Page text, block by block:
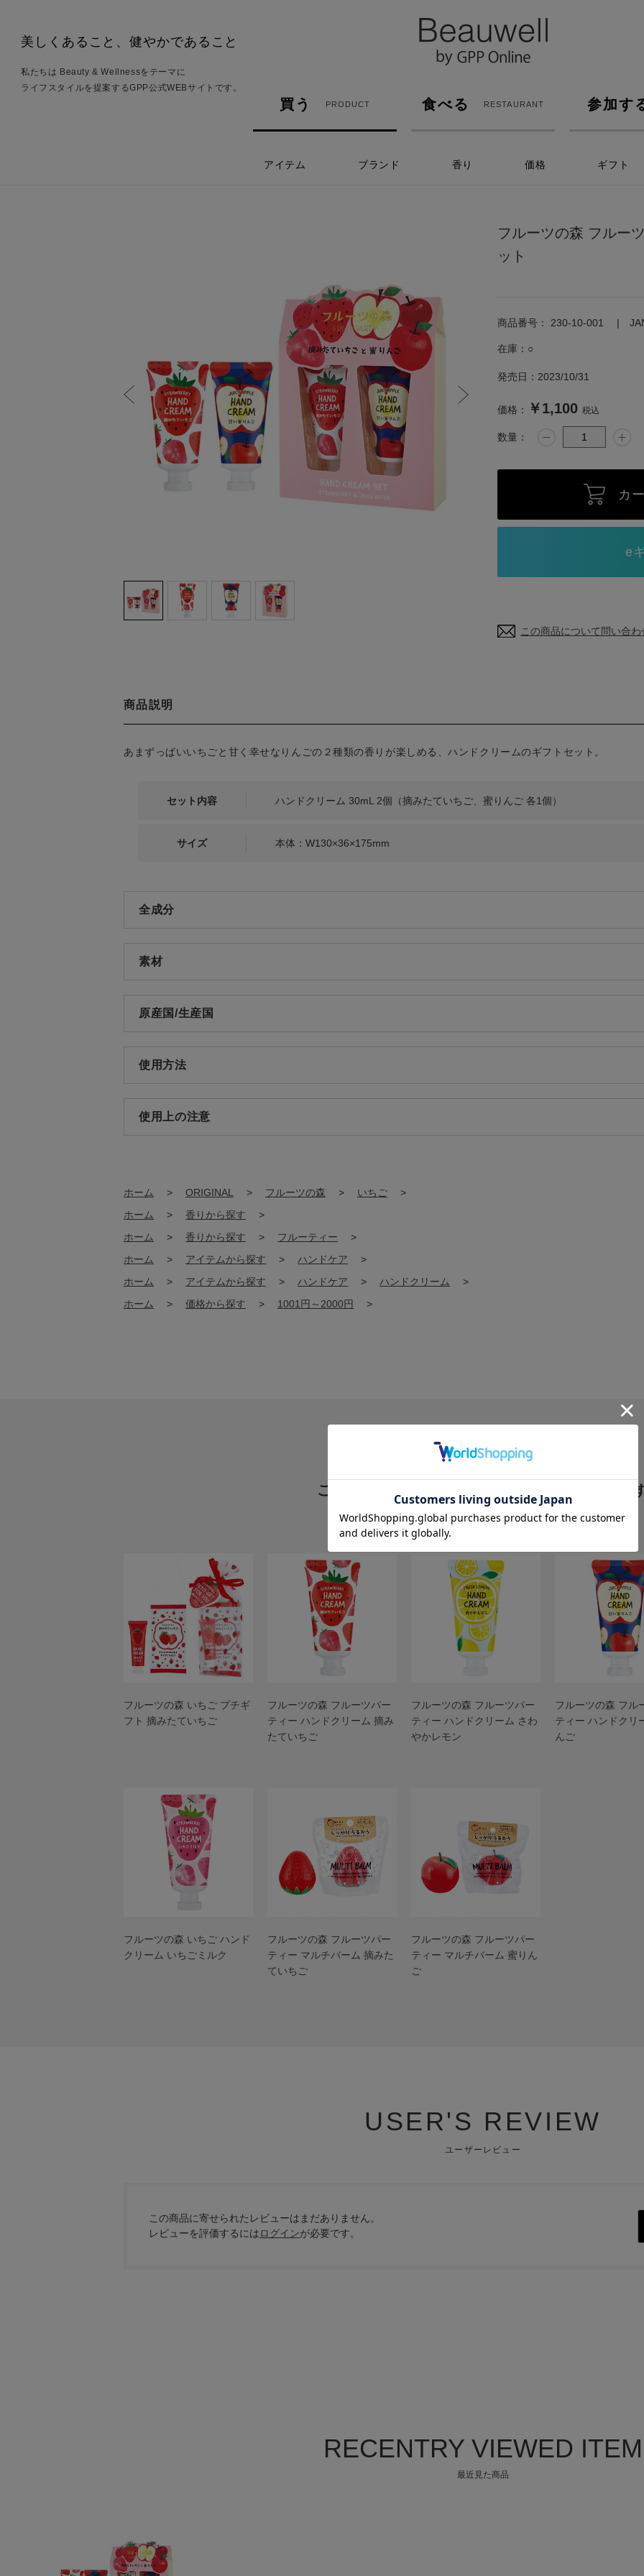
美しくあること、健やかであること
私たちは Beauty & Wellnessをテーマに
ライフスタイルを提案するGPP公式WEBサイトです。
買う PRODUCT 食べる RESTAURANT 参加す
アイテム ブランド 香り 価格 ギフト
フルーツの森 フルー
ット
在庫： ○
発売日： 2023/10/31
価格： ￥1,100 税込
商品番号： 230-10-001
数量：
カ
この商品について問い合わ
商品説明
あまずっぱいいちごと甘く幸せなりんごの２種類の香りが楽しめる、ハンドクリームのギフトセット。
セット内容 ハンドクリーム 30mL 2個（摘みたていちご、蜜りんご 各1個）
サイズ 本体：W130×36×175mm
全成分
素材
原産国/生産国
使用方法
使用上の注意
ホーム > ORIGINAL > フルーツの森 > いちご
>
ホーム
> 香りから探す
>
ホーム
> 香りから探す > フルーティー
>
ホーム
> アイテムから探す > ハンドケア
>
ホーム
> アイテムから探す > ハンドケア > ハンドクリーム
>
ホーム
> 価格から探す > 1001円～2000円 >
この商品を見た人はこちらの商品も見ていま
フルーツの森 いちご プチギ
フト 摘みたていちご
フルーツの森 フルーツパー
ティー ハンドクリーム 摘み
たていちご
フルーツの森 フルーツパー
ティー ハンドクリーム さわ
やかレモン
フルーツの森 フル
ティー ハンドクリ
んご
フルーツの森 いちご ハンド
クリーム いちごミルク
フルーツの森 フルーツパー
ティー マルチバーム 摘みた
ていちご
フルーツの森 フルーツパー
ティー マルチバーム 蜜りん
ご
USER'S REVIEW
ユーザーレビュー
この商品に寄せられたレビューはまだありません。
レビューを評価するにはログインが必要です。
RECENTRY VIEWED ITEM
最近見た商品